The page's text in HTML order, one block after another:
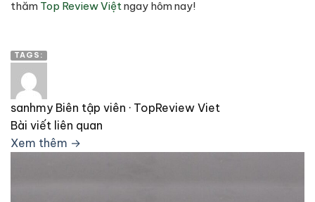
thăm Top Review Việt ngay hôm nay!
TAGS:
sanhmy Biên tập viên · TopReview Viet
Bài viết liên quan
Xem thêm →